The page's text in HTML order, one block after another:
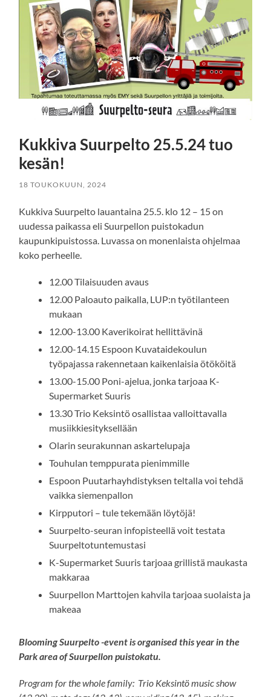
Kukkiva Suurpelto 25.5.24 tuo
kesän!
18 TOUKOKUUN, 2024
Kukkiva Suurpelto lauantaina 25.5. klo 12 – 15 on
uudessa paikassa eli Suurpellon puistokadun
kaupunkipuistossa. Luvassa on monenlaista ohjelmaa
koko perheelle.
12.00 Tilaisuuden avaus
12.00 Paloauto paikalla, LUP:n työtilanteen
mukaan
12.00-13.00 Kaverikoirat hellittävinä
12.00-14.15 Espoon Kuvataidekoulun
työpajassa rakennetaan kaikenlaisia ötököitä
13.00-15.00 Poni-ajelua, jonka tarjoaa K-
Supermarket Suuris
13.30 Trio Keksintö osallistaa valloittavalla
musiikkiesityksellään
Olarinseurakunnan askartelupaja
Touhulan temppurata pienimmille
Espoon Puutarhayhdistyksen teltalla voi tehdä
vaikka siemenpallon
Kirpputori – tule tekemään löytöjä​!
Suurpelto-seuran infopisteellä voit testata
Suurpeltotuntemustasi
K-Supermarket Suuristarjoaa grillistä maukasta
makkaraa
Suurpellon Marttojen kahvila tarjoaa suolaista ja
makeaa
Blooming Suurpelto -event is organised this year in the
Park area of Suurpellon puistokatu.
Program for the whole family: Trio Keksintö music show